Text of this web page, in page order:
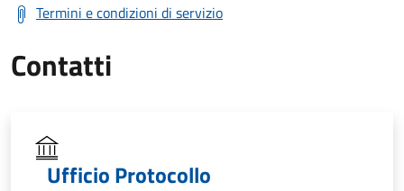
Termini e condizioni di servizio
Contatti
Ufficio Protocollo